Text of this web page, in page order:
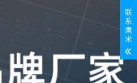
联
系
鹰
米